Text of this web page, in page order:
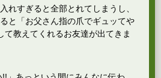
れすぎると全部とれてしまうし、
と「お父さん指の爪でギュッてや
て教えてくれるお友達が出てきま